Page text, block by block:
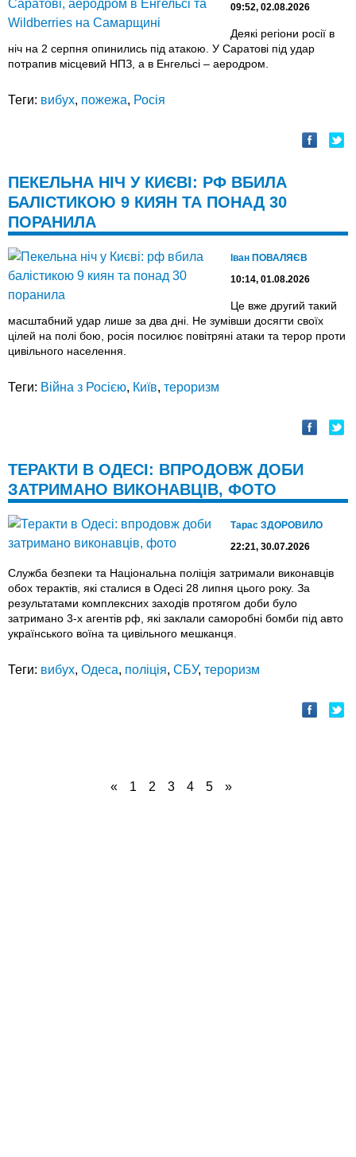
09:52, 02.08.2026
Деякі регіони росії в
ніч на 2 серпня опинились під атакою. У Саратові під удар
потрапив місцевий НПЗ, а в Енгельсі – аеродром.
Теги: вибух, пожежа, Росія
ПЕКЕЛЬНА НІЧ У КИЄВІ: РФ ВБИЛА
БАЛІСТИКОЮ 9 КИЯН ТА ПОНАД 30
ПОРАНИЛА
Іван ПОВАЛЯЄВ
10:14, 01.08.2026
Це вже другий такий
масштабний удар лише за два дні. Не зумівши досягти своїх
цілей на полі бою, росія посилює повітряні атаки та терор проти
цивільного населення.
Теги: Війна з Росією, Київ, тероризм
ТЕРАКТИ В ОДЕСІ: ВПРОДОВЖ ДОБИ
ЗАТРИМАНО ВИКОНАВЦІВ, ФОТО
Тарас ЗДОРОВИЛО
22:21, 30.07.2026
Служба безпеки та Національна поліція затримали виконавців
обох терактів, які сталися в Одесі 28 липня цього року. За
результатами комплексних заходів протягом доби було
затримано 3-х агентів рф, які заклали саморобні бомби під авто
українського воїна та цивільного мешканця.
Теги: вибух, Одеса, поліція, СБУ, тероризм
« 1 2 3 4 5 »